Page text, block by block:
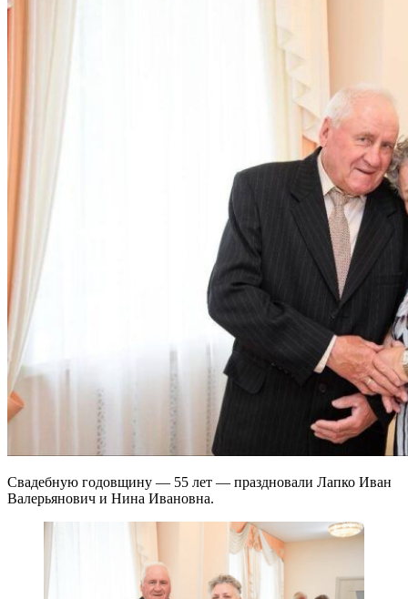
Свадебную годовщину — 55 лет — праздновали Лапко Иван
Валерьянович и Нина Ивановна.